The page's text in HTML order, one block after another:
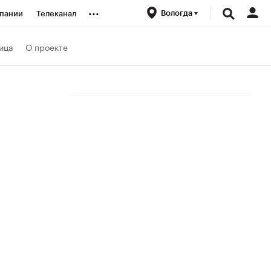
Телеканал ... Вологда
О проекте